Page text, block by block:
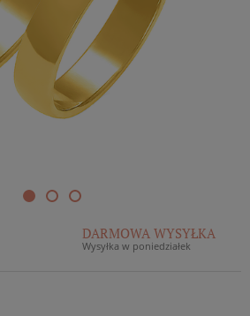
DARMOWA WYSYŁKA
Wysyłka w poniedziałek